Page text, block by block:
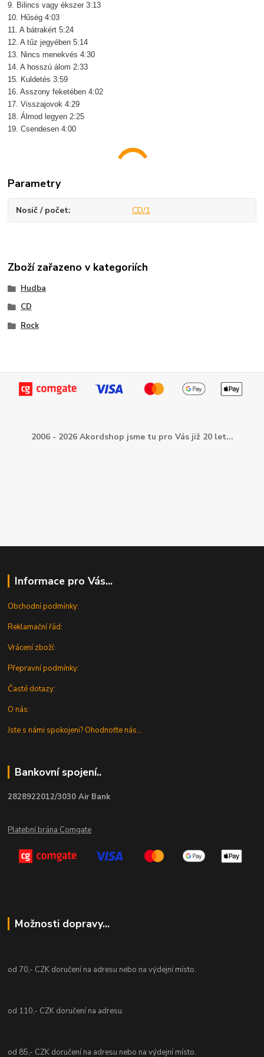
9. Bilincs vagy ékszer 3:13
10. Hűség 4:03
11. A bátrakért 5:24
12. A tűz jegyében 5:14
13. Nincs menekvés 4:30
14. A hosszú álom 2:33
15. Kuldetés 3:59
16. Asszony feketében 4:02
17. Visszajovok 4:29
18. Álmod legyen 2:25
19. Csendesen 4:00
Parametry
Nosič / počet CD/1
Zboží zařazeno v kategoriích
Hudba
CD
Rock
2006 - 2026 Akordshop jsme tu pro Vás již 20 let...
Informace pro Vás...
Obchodní podmínky:
Reklamační řád:
Vrácení zboží:
Přepravní podmínky:
Časté dotazy:
O nás:
Jste s námi spokojeni? Ohodnoťte nás...
Bankovní spojení..
2828922012/3030 Air Bank
Platební brána Comgate
Možnosti dopravy...
od 70,- CZK doručení na adresu nebo na výdejní místo.
od 110,- CZK doručení na adresu.
od 85,- CZK doručení na adresu nebo na výdejní místo.